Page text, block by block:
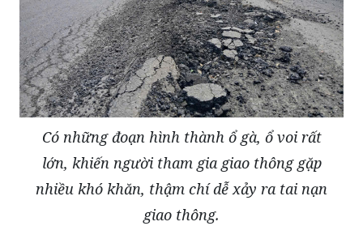
Có những đoạn hình thành ổ gà, ổ voi rất
lớn, khiến người tham gia giao thông gặp
nhiều khó khăn, thậm chí dễ xảy ra tai nạn
giao thông.